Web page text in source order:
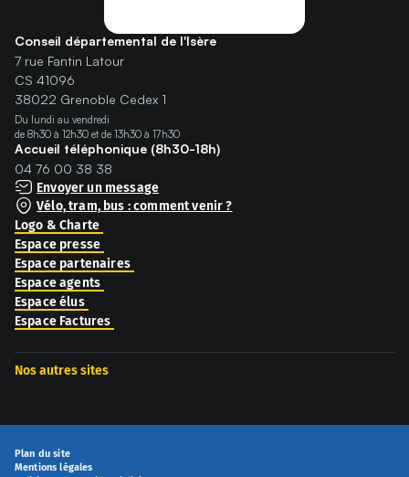
Conseil départemental de l'Isère
7 rue Fantin Latour
CS 41096
38022 Grenoble Cedex 1
Du lundi au vendredi
de 8h30 à 12h30 et de 13h30 à 17h30
Accueil téléphonique (8h30-18h)
04 76 00 38 38
Envoyer un message
Vélo, tram, bus : comment venir ?
Logo & Charte
Espace presse
Espace partenaires
Espace agents
Espace élus
Espace Factures
Nos autres sites
Plan du site
Mentions légales